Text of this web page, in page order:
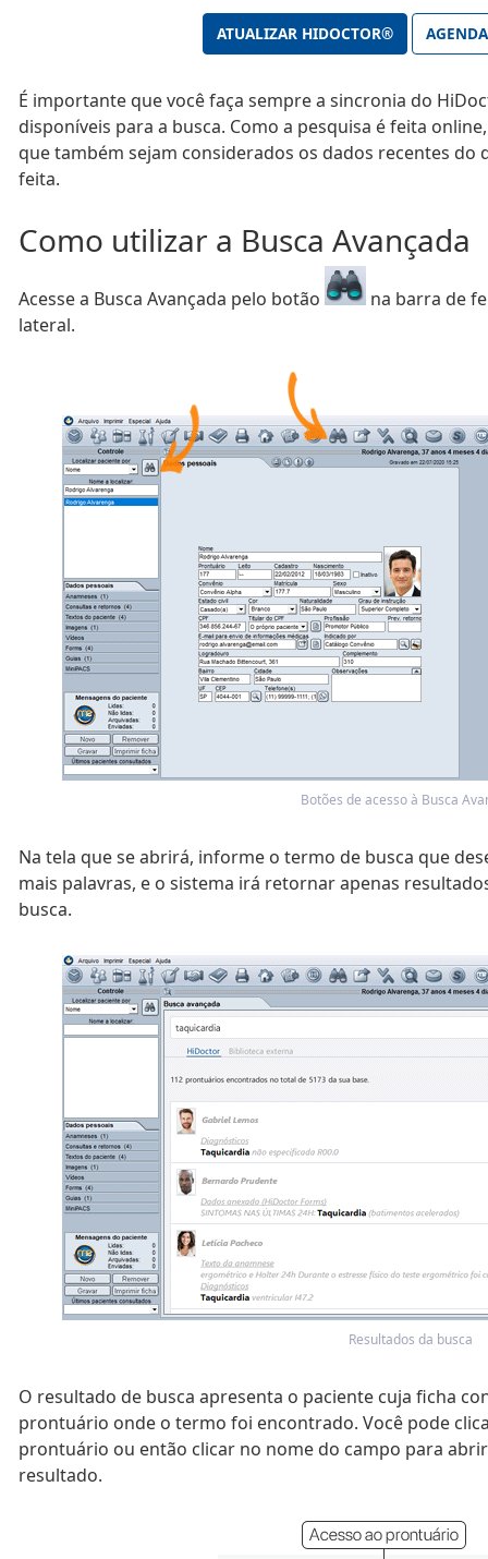
ATUALIZAR HIDOCTOR®
É importante que você faça sempre a sincronia do
disponíveis para a busca. Como a pesquisa é feita
que também sejam considerados os dados recentes do
feita.
Como utilizar a Busca Avançada
Acesse a Busca Avançada pelo botão
na barra de
lateral.
Botões de acesso à Busca
Na tela que se abrirá, informe o termo de busca que
mais palavras, e o sistema irá retornar apenas
busca.
Resultados da busca
O resultado de busca apresenta o paciente cuja ficha
prontuário onde o termo foi encontrado. Você pode
prontuário ou então clicar no nome do campo para
resultado.